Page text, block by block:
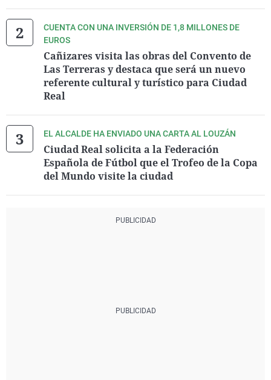
CUENTA CON UNA INVERSIÓN DE 1,8 MILLONES DE
EUROS
Cañizares visita las obras del Convento de
Las Terreras y destaca que será un nuevo
referente cultural y turístico para Ciudad
Real
EL ALCALDE HA ENVIADO UNA CARTA AL LOUZÁN
Ciudad Real solicita a la Federación
Española de Fútbol que el Trofeo de la Copa
del Mundo visite la ciudad